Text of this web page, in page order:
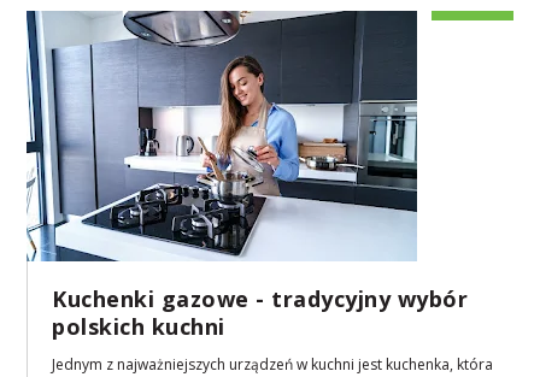
Kuchenki gazowe - tradycyjny wybór
polskich kuchni
Jednym z najważniejszych urządzeń w kuchni jest kuchenka, która